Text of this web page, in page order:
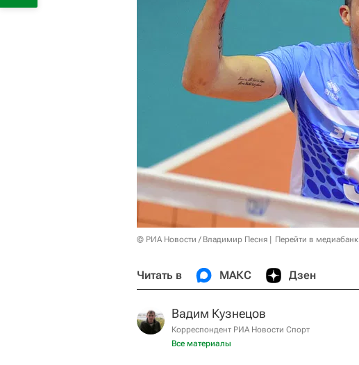
© РИА Новости / Владимир Песня Перейти в медиабанк
Читать в МАКС Дзен
Вадим Кузнецов
Корреспондент РИА Новости Спорт
Все материалы